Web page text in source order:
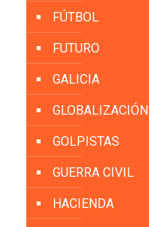
FÚTBOL
FUTURO
GALICIA
GLOBALIZACIÓN
GOLPISTAS
GUERRA CIVIL
HACIENDA